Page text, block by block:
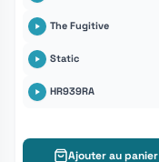
The Fugitive
Static
HR939RA
Ajouter au panier